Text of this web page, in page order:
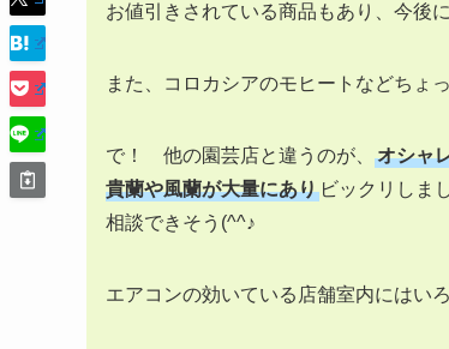
お値引きされている商品もあり、今後
また、コロカシアのモヒートなどち
で！ 他の園芸店と違うのが、
オシャ
貴蘭や風蘭が大量にあり ビックリしま
相談できそう(^^♪
エアコンの効いている店舗室内にはい